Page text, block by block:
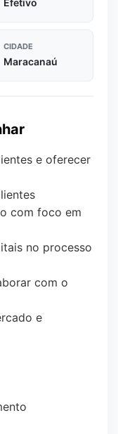
Efetivo
CIDADE
Maracanaú
e oferecer
com foco em
no processo
com o
e